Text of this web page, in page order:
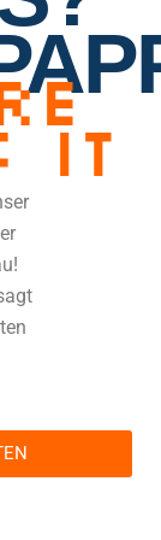
IT